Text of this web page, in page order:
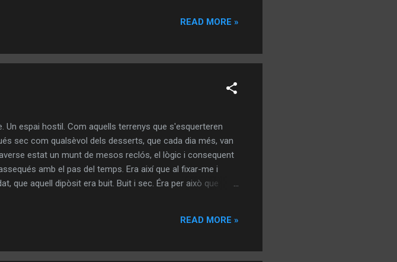
l'escoltava. La cervesa era fresca. Vàrem anar al
somreia. Potser fora millor que continués do...
READ MORE »
espai hostil. Com aquells terrenys que s'esquerteren
sec com qualsèvol dels desserts, que cada dia més, van
estat un munt de mesos reclós, el lògic i consequent
amb el pas del temps. Era així que al fixar-me i
que aquell dipòsit era buit. Buit i sec. Éra per això que
va provocar-me un agradable somriure. Vaig retirar
de tinta que esperava fés funcionar c...
READ MORE »